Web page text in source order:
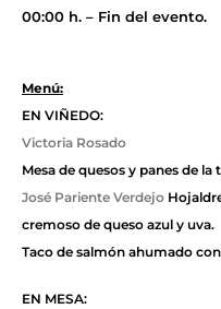
00:00 h. – Fin del evento.
Menú:
EN VIÑEDO:
Victoria Rosado
Mesa de quesos y panes de la
José Pariente Verdejo
cremoso de queso azul y uva.
Taco de salmón ahumado
EN MESA: